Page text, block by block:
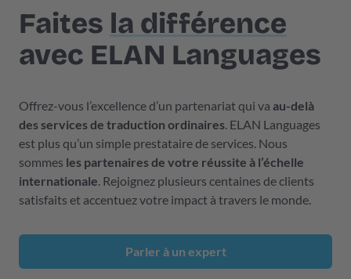
Faites la différence
avec ELAN Languages
Offrez-vous l’excellence d’un partenariat qui va au-delà
des services de traduction ordinaires. ELAN Languages
est plus qu’un simple prestataire de services. Nous
sommes les partenaires de votre réussite à l’échelle
internationale. Rejoignez plusieurs centaines de clients
satisfaits et accentuez votre impact à travers le monde.
Parler à un expert